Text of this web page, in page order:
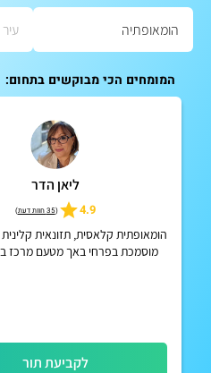
המומחים הכי מבוקשים בתחום:
ליאן הדר
4.9
(35 חוות דעת )
מוסמכת בפרחי באך מטעם מרכז
לקביעת תור